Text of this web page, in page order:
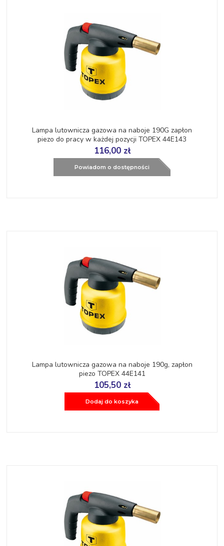
Lampa lutownicza gazowa na naboje 190G zapłon
piezo do pracy w każdej pozycji TOPEX 44E143
116,00 zł
Powiadom o dostępności
Lampa lutownicza gazowa na naboje 190g, zapłon
piezo TOPEX 44E141
105,50 zł
Dodaj do koszyka